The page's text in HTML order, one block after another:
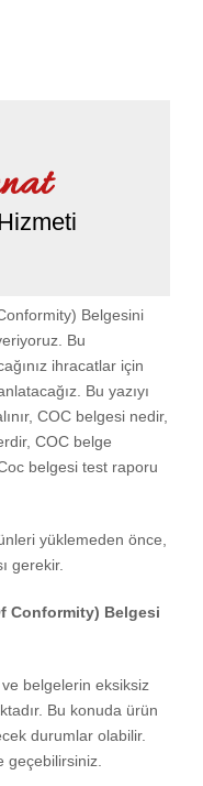
Belgesini
Bu
ihracatlar için
Bu yazıyı
COC belgesi nedir,
COC belge
belgesi test raporu
yüklemeden önce,
gerekir.
Conformity) Belgesi
belgelerin eksiksiz
Bu konuda ürün
durumlar olabilir.
geçebilirsiniz.